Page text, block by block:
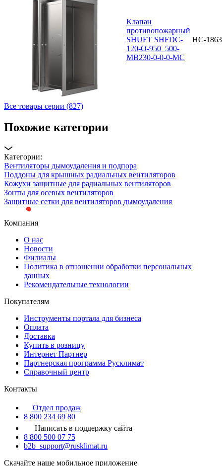
Клапан
противопожарный
SHUFT SHFDC-
120-O-950_500-
MB230-0-0-0-MC
НС-
Все товары серии (827)
Похожие категории
Категории:
Вентиляторы дымоудаления и подпора
Поддоны для крышных радиальных вентиляторов
Кожухи защитные для радиальных вентиляторов
Зонты для осевых вентиляторов
Защитные сетки для вентиляторов дымоудаления
Компания
О нас
Новости
Филиалы
Политика в отношении обработки персональных
данных
Рекомендательные технологии
Покупателям
Инструменты портала для бизнеса
Оплата
Доставка
Купить в розницу
Интернет Партнер
Партнерская программа Русклимат
Справочный центр
Контакты
Отдел продаж
8 800 234 69 80
Написать в поддержку сайта
8 800 500 07 75
b2b_support@rusklimat.ru
Скачайте наше мобильное приложение